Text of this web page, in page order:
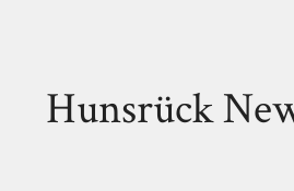
Hunsrück